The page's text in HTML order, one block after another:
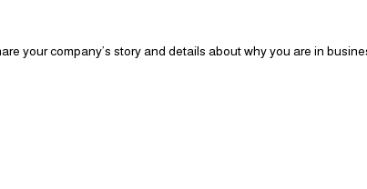
your company’s story and details about why you are in